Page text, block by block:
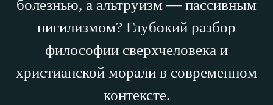
болезнью, а альтруизм — пассивным
нигилизмом? Глубокий разбор
философии сверхчеловека и
христианской морали в современном
контексте.